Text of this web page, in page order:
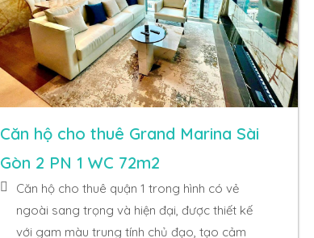
Căn hộ cho thuê Grand Marina Sài
Gòn 2 PN 1 WC 72m2
Căn hộ cho thuê quận 1 trong hình có vẻ
ngoài sang trọng và hiện đại, được thiết kế
với gam màu trung tính chủ đạo, tạo cảm